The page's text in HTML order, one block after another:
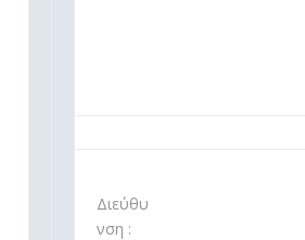
Διεύθυ
νση :